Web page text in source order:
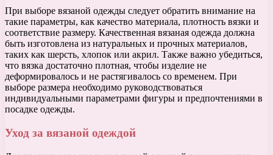
При выборе вязаной одежды следует обратить внимание на
такие параметры, как качество материала, плотность вязки и
соответствие размеру. Качественная вязаная одежда должна
быть изготовлена из натуральных и прочных материалов,
таких как шерсть, хлопок или акрил. Также важно убедиться,
что вязка достаточно плотная, чтобы изделие не
деформировалось и не растягивалось со временем. При
выборе размера необходимо руководствоваться
индивидуальными параметрами фигуры и предпочтениями в
посадке одежды.
Уход за вязаной одеждой